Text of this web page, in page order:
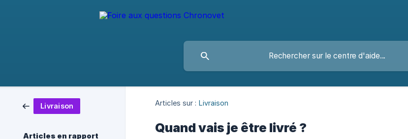
Livraison
Articles en rapport
Articles sur : Livraison
Quand vais je être livré ?